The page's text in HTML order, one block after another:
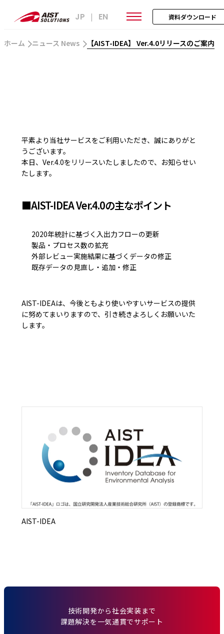
JP | EN 資料ダウンロード
ホーム ニュース News 【AIST-IDEA】 Ver.4.0リリースのご案内
平素より当社サービスをご利用いただき、誠にありがと
うございます。
本日、Ver.4.0をリリースいたしましたので、お知らせい
たします。
■AIST-IDEA Ver.4.0の主なポイント
2020年統計に基づく入出力フローの更新
製品・プロセス数の拡充
外部レビュー実施結果に基づくデータの修正
既存データの見直し・追加・修正
AIST-IDEAは、今後ともより使いやすいサービスの提供
に努めてまいりますので、引き続きよろしくお願いいた
します。
AIST-IDEA
技術開発から社会実装まで
課題解決を一気通貫でサポート